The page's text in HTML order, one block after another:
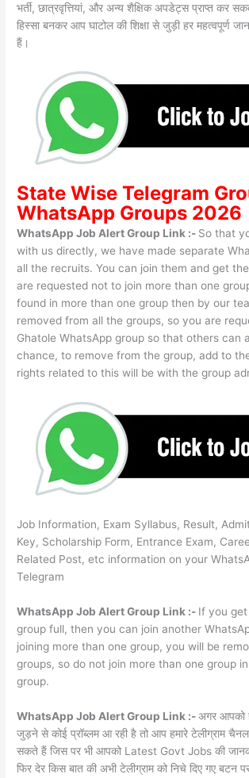
भर्ती, छात्रवृत्तियां, और अन्य शैक्षिक अपडेट्स प्राप्त कर
हिस्सा बनकर आप घाटोल की शिक्षा से जुड़ी हर महत्वपूर्ण
हैं।
State WiseTelegram
WhatsApp Groups 2026
WhatsApp Job Alert Group Link :- So that
with us directly, we have made separate
all the recruits. You can join them and get
are requested not to join more than one
found in more than one group then by our
removed from all the groups, so you are
Ghatole WhatsApp group so that others can
chance, to remove from the group, add to
rights related to this will be with the group
Job Information, Exam Syllabus, Result,
Key, Scholarship Form, Entrance Exam,
Related Post, etc information on your
Telegram
WhatsApp Job Alert Group Link :- If you
group full, then you can join another
joining more than one group, you will be
groups, so do not join more than one group
group.
WhatsApp Job Alert Group Link :-अगर आपको
जुड़ने से कोई प्रॉब्लम आ रही है तो आप हमारे टेलीग्राम
सकते हैं जिस पर भी आपको Latest Govt Jobs की
फिर देर किस बात की अभी टेलीग्राम को निचे दिए गए बटन